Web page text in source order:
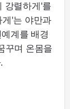
강렬하게'를
'는 야만과
계를 배경
꾸며 온몸을